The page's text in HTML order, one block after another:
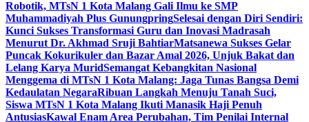
Robotik, MTsN 1 Kota Malang Gali Ilmu ke SMP
Muhammadiyah Plus GunungpringSelesai dengan Diri Sendiri:
Kunci Sukses Transformasi Guru dan Inovasi Madrasah
Menurut Dr. Akhmad Sruji BahtiarMatsanewa Sukses Gelar
Puncak Kokurikuler dan Bazar Amal 2026, Unjuk Bakat dan
Lelang Karya MuridSemangat Kebangkitan Nasional
Menggema di MTsN 1 Kota Malang: Jaga Tunas Bangsa Demi
Kedaulatan NegaraRibuan Langkah Menuju Tanah Suci,
Siswa MTsN 1 Kota Malang Ikuti Manasik Haji Penuh
AntusiasKawal Enam Area Perubahan, Tim Penilai Internal